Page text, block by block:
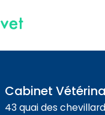
Cabinet
43 quai des